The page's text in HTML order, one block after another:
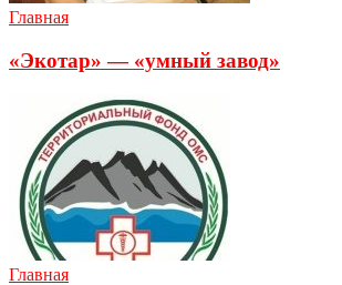
Главная
«Экотар» — «умный завод»
Главная